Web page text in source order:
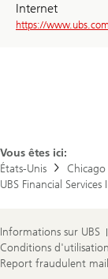
Internet
https://www.ubs.com
Vous êtes ici:
États-Unis
Chicago
UBS Financial Services
Informations sur UBS
Conditions
Report fraudulent mail